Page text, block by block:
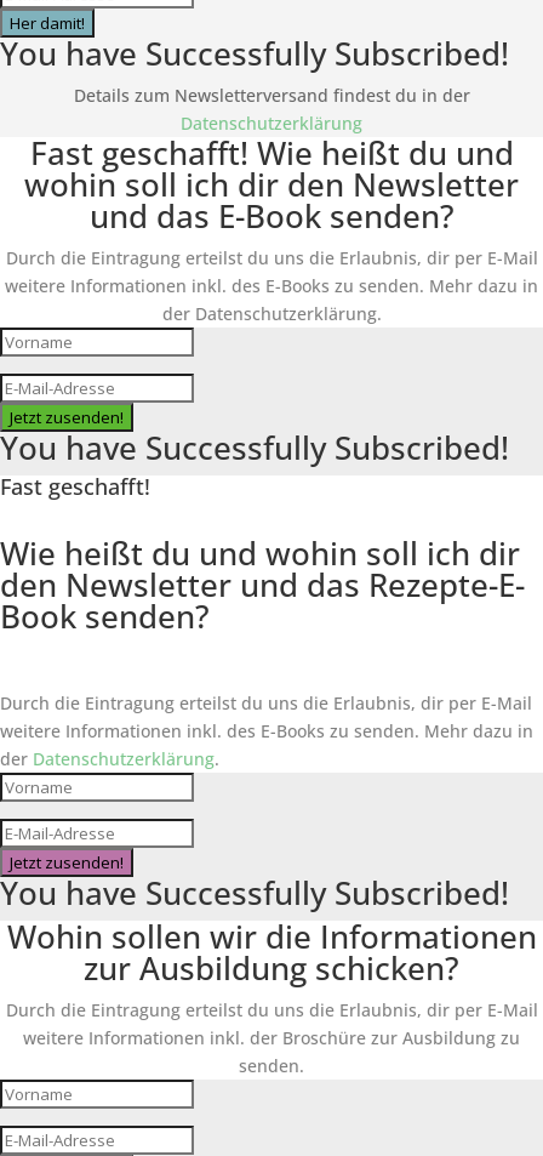
Her damit!
You have Successfully Subscribed!
Details zum Newsletterversand findest du in der
Datenschutzerklärung
Fast geschafft! Wie heißt du und
wohin soll ich dir den Newsletter
und das E-Book senden?
Durch die Eintragung erteilst du uns die Erlaubnis, dir per E-Mail
weitere Informationen inkl. des E-Books zu senden. Mehr dazu in
der Datenschutzerklärung.
Jetzt zusenden!
You have Successfully Subscribed!
Fast geschafft!
Wie heißt du und wohin soll ich dir
den Newsletter und das Rezepte-E-
Book senden?
Durch die Eintragung erteilst du uns die Erlaubnis, dir per E-Mail
weitere Informationen inkl. des E-Books zu senden. Mehr dazu in
der Datenschutzerklärung.
Jetzt zusenden!
You have Successfully Subscribed!
Wohin sollen wir die Informationen
zur Ausbildung schicken?
Durch die Eintragung erteilst du uns die Erlaubnis, dir per E-Mail
weitere Informationen inkl. der Broschüre zur Ausbildung zu
senden.